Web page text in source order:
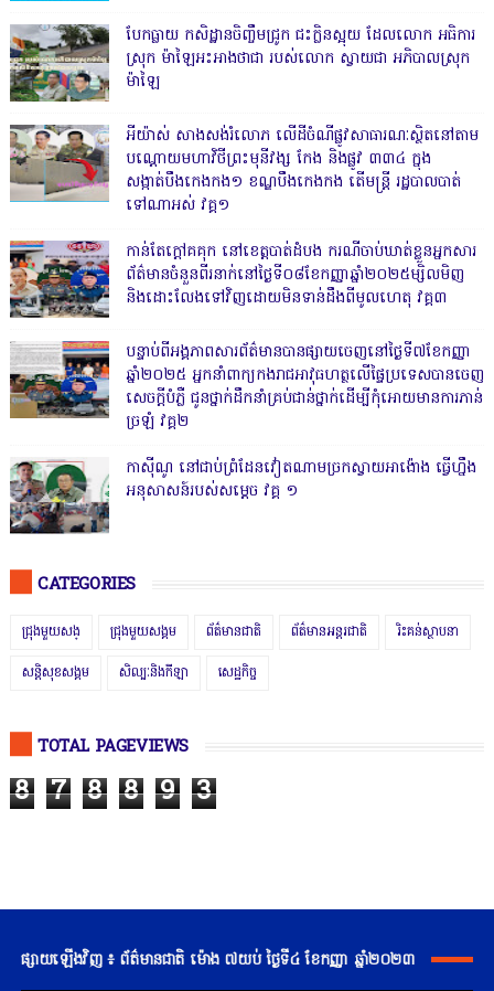
បែកធ្លាយ កសិដ្ឋានចិញ្ចឹមជ្រូក ជះក្លិនស្អុយ ដែលលោក អធិការ
ស្រុក ម៉ាឡៃអះអាងថាជា របស់លោក ស្វាយជា អភិបាលស្រុក
ម៉ាឡៃ
អីយ៉ាស់ សាងសង់រំលោភ លើដីចំណីផ្លូវសាធារណៈស្ថិតនៅតាម
បណ្ដោយមហាវិថីព្រះមុនីវង្ស កែង និងផ្លូវ ៣៣៤ ក្នុង
សង្កាត់បឹងកេងកង១ ខណ្ឌបឹងកេងកង តើមន្ត្រី រដ្ឋបាលបាត់
ទៅណាអស់ វគ្គ១
កាន់តែក្តៅគគុក នៅខេត្តបាត់ដំបង ករណីចាប់ឃាត់ខ្លួនអ្នកសារ
ព័ត៌មានចំនួនពីរនាក់នៅថ្ងៃទី០៨ខែកញ្ញាឆ្នាំ២០២៥ម្សិលមិញ
និងដោះលែងទៅវិញដោយមិនទាន់ដឹងពីមូលហេតុ វគ្គ៣
បន្ទាប់ពីអង្គភាពសារព័ត៌មានបានផ្សាយចេញនៅថ្ងៃទី៧ខែកញ្ញា
ឆ្នាំ២០២៥ អ្នកនាំពាក្យកងរាជអាវុធហត្ថលើផ្ទៃប្រទេសបានចេញ
សេចក្តីបំភ្លឺ ជូនថ្នាក់ដឹកនាំគ្រប់ជាន់ថ្នាក់ដើម្បីកុំអោយមានការភាន់
ច្រឡំ វគ្គ២
កាសុីណូ នៅជាប់ព្រំដែនវៀតណាមច្រកស្វាយអាង៉ោង ធ្វើហ្នឹង
អនុសាសន៍របស់សម្ដេច វគ្គ ១
CATEGORIES
ជ្រុងមួយសង្ ជ្រុងមួយសង្គម ព័ត៌មានជាតិ ព័ត៌មានអន្តរជាតិ រិះគន់ស្ថាបនា
សន្តិសុខសង្គម សិល្បៈនិងកីឡា សេដ្ឋកិច្ច
TOTAL PAGEVIEWS
8 7 8 8 9 3
ផ្សាយឡើងវិញ ៖ ព័ត៌មានជាតិ ម៉ោង ៧យប់ ថ្ងៃទី៤ ខែកញ្ញា ឆ្នាំ២០២៣